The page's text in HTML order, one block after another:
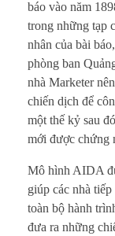
báo vào năm
trong những tạp
nhân của bài
phòng ban
nhà Marketer
chiến dịch để
một thế kỷ sau
mới được chứng
Mô hình AIDA
giúp các nhà
toàn bộ hành
đưa ra những